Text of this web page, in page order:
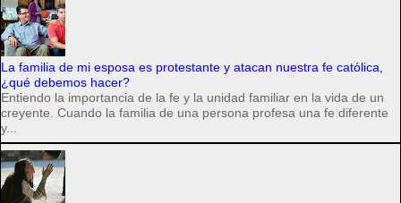
La familia de mi esposa es protestante y atacan nuestra fe católica,
¿qué debemos hacer?
Entiendo la importancia de la fe y la unidad familiar en la vida de un
creyente. Cuando la familia de una persona profesa una fe diferente
y...